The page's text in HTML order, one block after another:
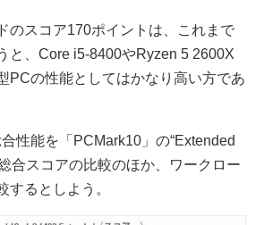
のスコア170ポイントは、これまで
と、Core i5-8400やRyzen 5 2600X
PCの性能としてはかなり高い方であ
性能を「PCMark10」の“Extended
合スコアの比較のほか、ワークロー
するとしよう。